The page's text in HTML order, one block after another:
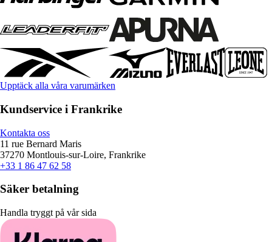
Upptäck alla våra varumärken
Kundservice i Frankrike
Kontakta oss
11 rue Bernard Maris
37270 Montlouis-sur-Loire, Frankrike
+33 1 86 47 62 58
Säker betalning
Handla tryggt på vår sida